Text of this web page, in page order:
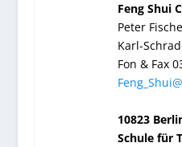
Feng Shui
Peter
Karl-
Fon & Fax
10823
Schule für